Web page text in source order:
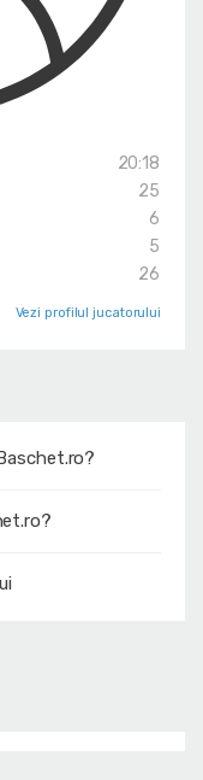
20:18
25
6
5
26
Vezi profilul jucatorului